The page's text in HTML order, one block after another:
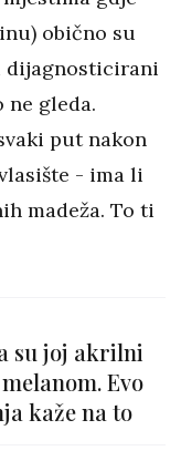
obično su
dijagnosticirani
ne gleda.
put nakon
- ima li
madeža. To ti
su joj akrilni
Evo
kaže na to